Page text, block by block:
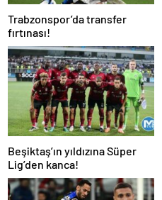
Trabzonspor’da transfer
fırtınası!
Beşiktaş’ın yıldızına Süper
Lig’den kanca!